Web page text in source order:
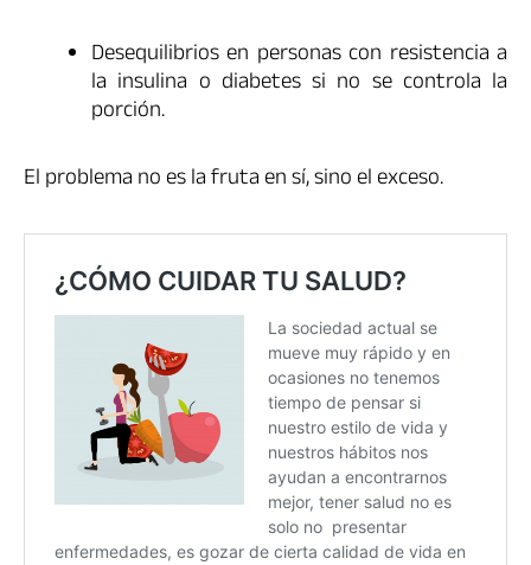
Desequilibrios en personas con resistencia a
la insulina o diabetes si no se controla la
porción.
El problema no es la fruta en sí, sino el exceso.